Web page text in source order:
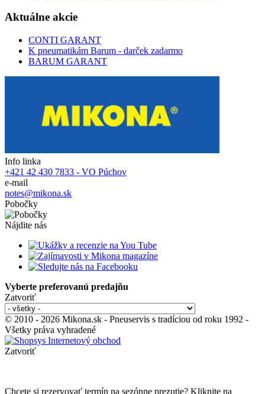
Aktuálne akcie
CONTI GARANT
K pneumatikám Barum - darček zadarmo
BARUM GARANT
Info linka
+421 42 430 7833 - VO Púchov
e-mail
notes@mikona.sk
Pobočky
Nájdite nás
Vyberte preferovanú predajňu
Zatvoriť
© 2010 - 2026 Mikona.sk - Pneuservis s tradíciou od roku 1992 -
Všetky práva vyhradené
Zatvoriť
Chcete si rezervovať termín na sezónne prezutie? Kliknite na